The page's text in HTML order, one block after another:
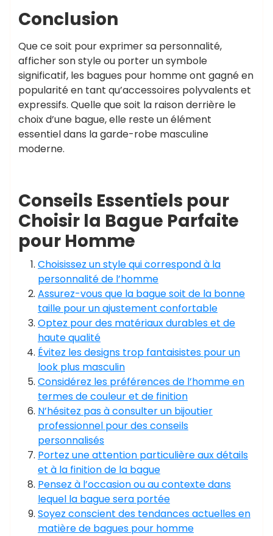
Conclusion
Que ce soit pour exprimer sa personnalité,
afficher son style ou porter un symbole
significatif, les bagues pour homme ont gagné en
popularité en tant qu’accessoires polyvalents et
expressifs. Quelle que soit la raison derrière le
choix d’une bague, elle reste un élément
essentiel dans la garde-robe masculine
moderne.
Conseils Essentiels pour
Choisir la Bague Parfaite
pour Homme
Choisissez un style qui correspond à la
personnalité de l’homme
Assurez-vous que la bague soit de la bonne
taille pour un ajustement confortable
Optez pour des matériaux durables et de
haute qualité
Évitez les designs trop fantaisistes pour un
look plus masculin
Considérez les préférences de l’homme en
termes de couleur et de finition
N’hésitez pas à consulter un bijoutier
professionnel pour des conseils
personnalisés
Portez une attention particulière aux détails
et à la finition de la bague
Pensez à l’occasion ou au contexte dans
lequel la bague sera portée
Soyez conscient des tendances actuelles en
matière de bagues pour homme